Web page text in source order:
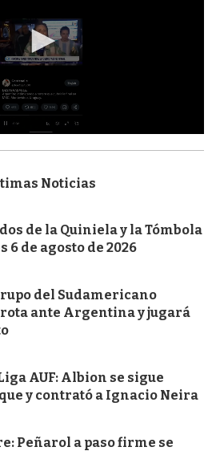
Noticias
de la Quiniela y la Tómbola
6 de agosto de 2026
del Sudamericano
ante Argentina y jugará
AUF: Albion se sigue
y contrató a Ignacio Neira
Peñarol a paso firme se